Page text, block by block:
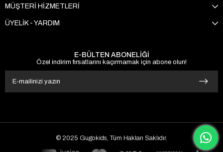
MÜŞTERİ HİZMETLERİ
ÜYELİK - YARDIM
E-BÜLTEN ABONELİĞİ
Özel indirim fırsatlarını kaçırmamak için abone olun!
© 2025 Gugokids, Tüm Hakları Saklıdır.